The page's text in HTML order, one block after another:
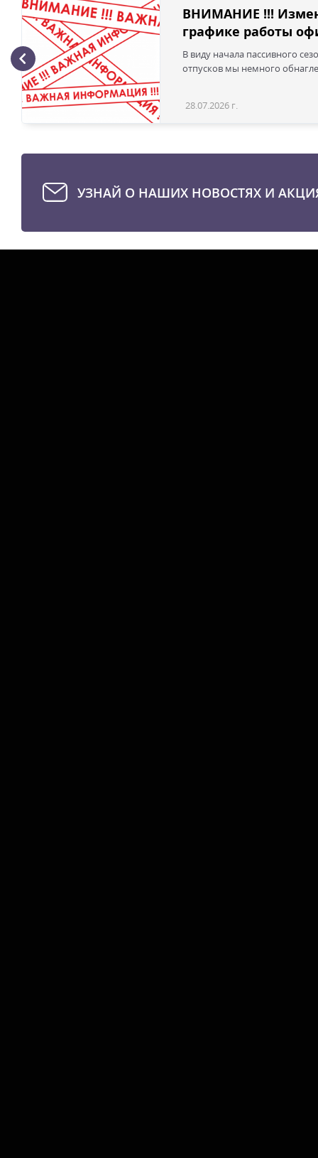
ВНИМАНИЕ !!!
графике работы
В виду начала пассивного
отпусков мы немного
28.07.2026 г.
УЗНАЙ О НАШИХ НОВОСТЯХ И